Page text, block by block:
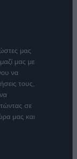
μας
μας με
να
τους,
σε
μας και